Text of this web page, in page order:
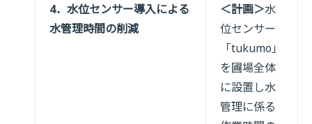
4．水位センサー導入による
水管理時間の削減
＜計画＞水
位センサー
「tukumo」
を圃場全体
に設置し水
管理に係る